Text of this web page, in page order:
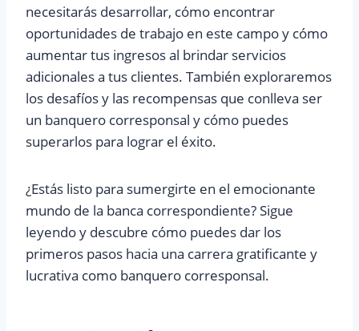
necesitarás desarrollar, cómo encontrar
oportunidades de trabajo en este campo y cómo
aumentar tus ingresos al brindar servicios
adicionales a tus clientes. También exploraremos
los desafíos y las recompensas que conlleva ser
un banquero corresponsal y cómo puedes
superarlos para lograr el éxito.
¿Estás listo para sumergirte en el emocionante
mundo de la banca correspondiente? Sigue
leyendo y descubre cómo puedes dar los
primeros pasos hacia una carrera gratificante y
lucrativa como banquero corresponsal.